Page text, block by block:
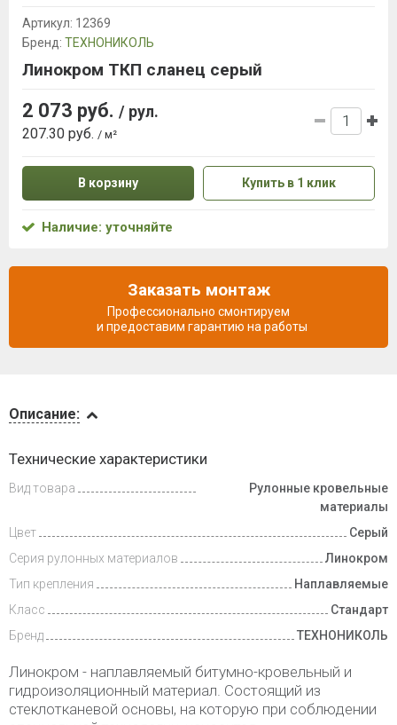
и оплата
Описание:
Технические характеристики
Вид товара
Рулонные кровельные
материалы
Цвет
Серый
Серия рулонных материалов
Линокром
Тип крепления
Наплавляемые
Класс
Стандарт
Бренд
ТЕХНОНИКОЛЬ
Линокром - наплавляемый битумно-кровельный и
гидроизоляционный материал. Состоящий из
стеклотканевой основы, на которую при соблюдении
Артикул: 12369
Бренд: ТЕХНОНИКОЛЬ
Линокром ТКП сланец серый
2 073 руб. / рул.
207.30 руб. / м²
В корзину Купить в 1 клик
Наличие: уточняйте
Заказать монтаж
Профессионально смонтируем
и предоставим гарантию на работы